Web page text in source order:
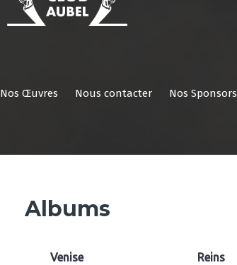
Nos Œuvres Nous contacter Nos Sponsors
Albums
Venise Reins